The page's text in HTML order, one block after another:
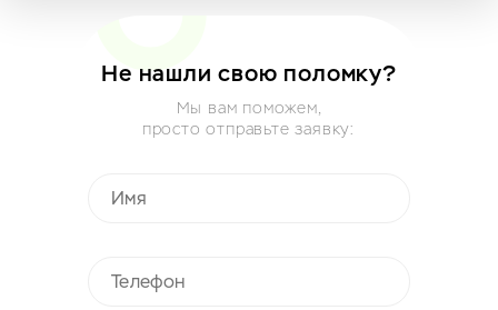
Не нашли свою поломку?
Мы вам поможем,
просто отправьте заявку: